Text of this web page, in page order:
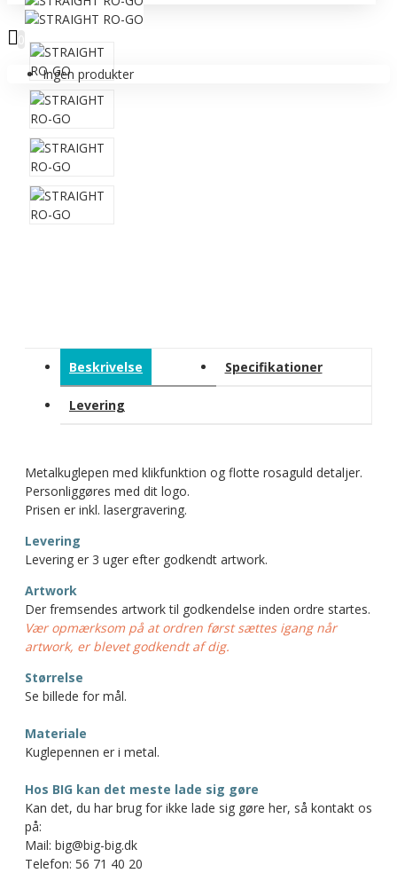
0 vare(r) - 0,00 DKK
Ingen produkter
Beskrivelse Specifikationer
Levering
Metalkuglepen med klikfunktion og flotte rosaguld detaljer.
Personliggøres med dit logo.
Prisen er inkl. lasergravering.
Levering
Levering er 3 uger efter godkendt artwork.
Artwork
Der fremsendes artwork til godkendelse inden ordre startes.
Vær opmærksom på at ordren først sættes igang når
artwork, er blevet godkendt af dig.
Størrelse
Se billede for mål.
Materiale
Kuglepennen er i metal.
Hos BIG kan det meste lade sig gøre
Kan det, du har brug for ikke lade sig gøre her, så kontakt os
på:
Mail: big@big-big.dk
Telefon: 56 71 40 20